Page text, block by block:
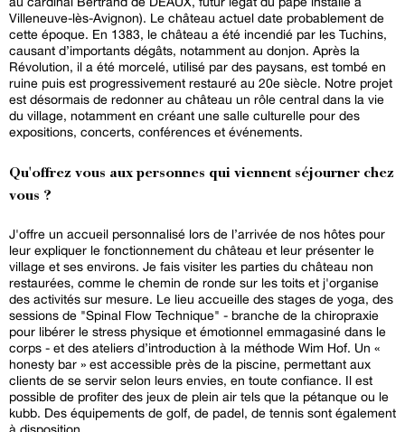
Villeneuve-lès-Avignon). Le château actuel date probablement de
cette époque. En 1383, le château a été incendié par les Tuchins,
causant d’importants dégâts, notamment au donjon. Après la
Révolution, il a été morcelé, utilisé par des paysans, est tombé en
ruine puis est progressivement restauré au 20e siècle. Notre projet
est désormais de redonner au château un rôle central dans la vie
du village, notamment en créant une salle culturelle pour des
expositions, concerts, conférences et événements.
Qu'offrez vous aux personnes qui viennent séjourner chez
vous ?
J'offre un accueil personnalisé lors de l’arrivée de nos hôtes pour
leur expliquer le fonctionnement du château et leur présenter le
village et ses environs. Je fais visiter les parties du château non
restaurées, comme le chemin de ronde sur les toits et j'organise
des activités sur mesure. Le lieu accueille des stages de yoga, des
sessions de "Spinal Flow Technique" - branche de la chiropraxie
pour libérer le stress physique et émotionnel emmagasiné dans le
corps - et des ateliers d’introduction à la méthode Wim Hof. Un «
honesty bar » est accessible près de la piscine, permettant aux
clients de se servir selon leurs envies, en toute confiance. Il est
possible de profiter des jeux de plein air tels que la pétanque ou le
kubb. Des équipements de golf, de padel, de tennis sont également